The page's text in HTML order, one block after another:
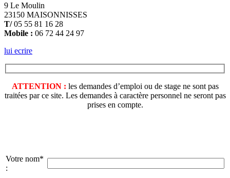
9 Le Moulin
23150 MAISONNISSES
T/05 55 81 16 28
Mobile : 06 72 44 24 97
lui ecrire
ATTENTION : les demandes d’emploi ou de stage ne sont pas
traitées par ce site. Les demandes à caractère personnel ne seront pas
prises en compte.
Votre nom*
: